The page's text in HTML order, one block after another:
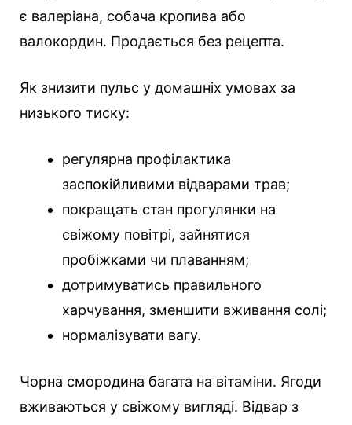
є валеріана, собача кропива або
валокордин. Продається без рецепта.
Як знизити пульс у домашніх умовах за
низького тиску:
регулярна профілактика
заспокійливими відварами трав;
покращать стан прогулянки на
свіжому повітрі, зайнятися
пробіжками чи плаванням;
дотримуватись правильного
харчування, зменшити вживання солі;
нормалізувати вагу.
Чорна смородина багата на вітаміни. Ягоди
вживаються у свіжому вигляді. Відвар з